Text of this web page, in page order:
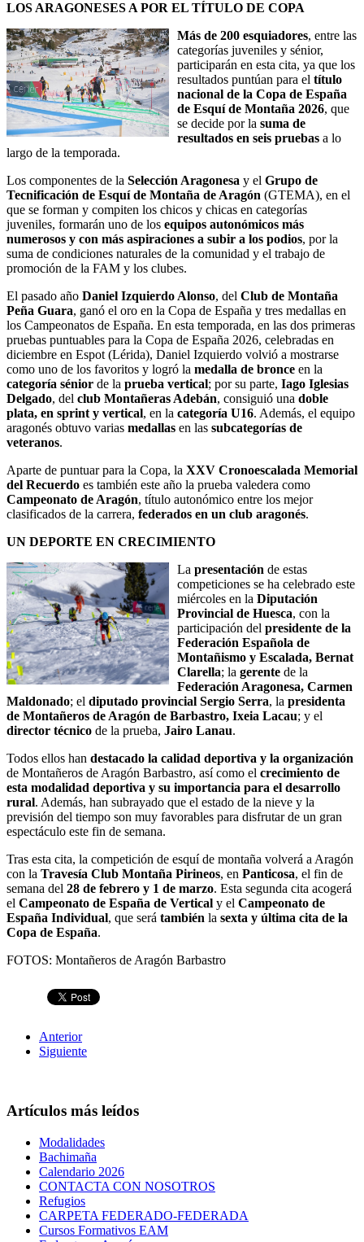
LOS ARAGONESES A POR EL TÍTULO DE COPA
Más de 200 esquiadores, entre las
categorías juveniles y sénior,
participarán en esta cita, ya que los
resultados puntúan para el título
nacional de la Copa de España
de Esquí de Montaña 2026, que
se decide por la suma de
resultados en seis pruebas a lo
largo de la temporada.
Los componentes de la Selección Aragonesa y el Grupo de
Tecnificación de Esquí de Montaña de Aragón (GTEMA), en el
que se forman y compiten los chicos y chicas en categorías
juveniles, formarán uno de los equipos autonómicos más
numerosos y con más aspiraciones a subir a los podios, por la
suma de condiciones naturales de la comunidad y el trabajo de
promoción de la FAM y los clubes.
El pasado año Daniel Izquierdo Alonso, del Club de Montaña
Peña Guara, ganó el oro en la Copa de España y tres medallas en
los Campeonatos de España. En esta temporada, en las dos primeras
pruebas puntuables para la Copa de España 2026, celebradas en
diciembre en Espot (Lérida), Daniel Izquierdo volvió a mostrarse
como uno de los favoritos y logró la medalla de bronce en la
categoría sénior de la prueba vertical; por su parte, Iago Iglesias
Delgado, del club Montañeras Adebán, consiguió una doble
plata, en sprint y vertical, en la categoría U16. Además, el equipo
aragonés obtuvo varias medallas en las subcategorías de
veteranos.
Aparte de puntuar para la Copa, la XXV Cronoescalada Memorial
del Recuerdo es también este año la prueba valedera como
Campeonato de Aragón, título autonómico entre los mejor
clasificados de la carrera, federados en un club aragonés.
UN DEPORTE EN CRECIMIENTO
La presentación de estas
competiciones se ha celebrado este
miércoles en la Diputación
Provincial de Huesca, con la
participación del presidente de la
Federación Española de
Montañismo y Escalada, Bernat
Clarella; la gerente de la
Federación Aragonesa, Carmen
Maldonado; el diputado provincial Sergio Serra, la presidenta
de Montañeros de Aragón de Barbastro, Ixeia Lacau; y el
director técnico de la prueba, Jairo Lanau.
Todos ellos han destacado la calidad deportiva y la organización
de Montañeros de Aragón Barbastro, así como el crecimiento de
esta modalidad deportiva y su importancia para el desarrollo
rural. Además, han subrayado que el estado de la nieve y la
previsión del tiempo son muy favorables para disfrutar de un gran
espectáculo este fin de semana.
Tras esta cita, la competición de esquí de montaña volverá a Aragón
con la Travesía Club Montaña Pirineos, en Panticosa, el fin de
semana del 28 de febrero y 1 de marzo. Esta segunda cita acogerá
el Campeonato de España de Vertical y el Campeonato de
España Individual, que será también la sexta y última cita de la
Copa de España.
FOTOS: Montañeros de Aragón Barbastro
Anterior
Siguiente
Artículos más leídos
Modalidades
Bachimaña
Calendario 2026
CONTACTA CON NOSOTROS
Refugios
CARPETA FEDERADO-FEDERADA
Cursos Formativos EAM